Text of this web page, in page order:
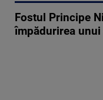
Fostul Principe
împădurirea